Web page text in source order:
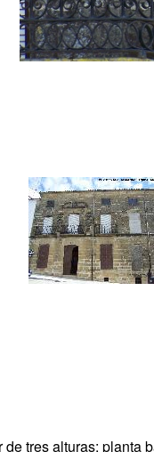
tres alturas: planta